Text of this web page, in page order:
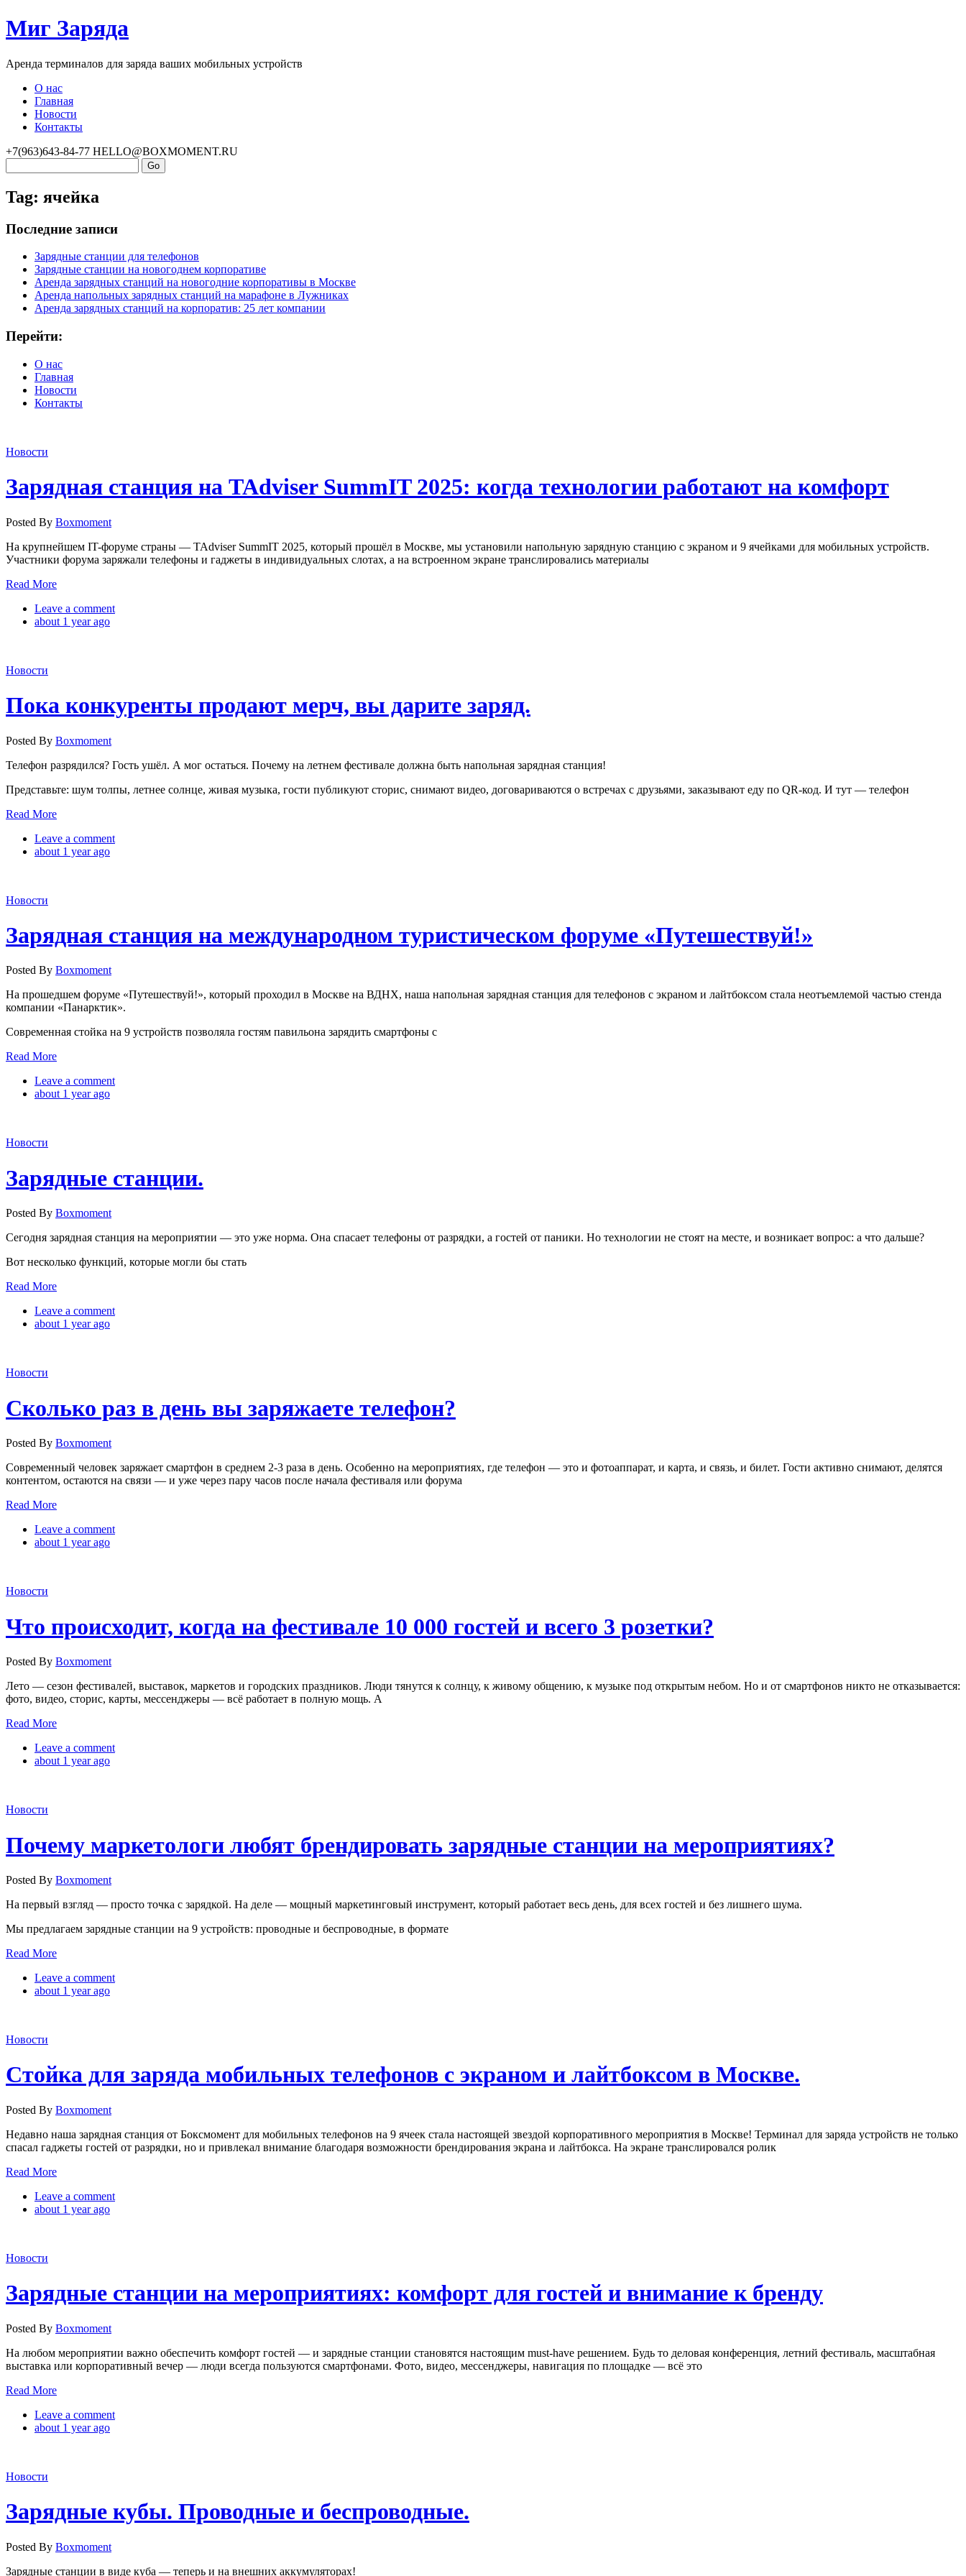
Миг Заряда
Аренда терминалов для заряда ваших мобильных устройств
О нас
Главная
Новости
Контакты
+7(963)643-84-77 HELLO@BOXMOMENT.RU
Tag: ячейка
Последние записи
Зарядные станции для телефонов
Зарядные станции на новогоднем корпоративе
Аренда зарядных станций на новогодние корпоративы в Москве
Аренда напольных зарядных станций на марафоне в Лужниках
Аренда зарядных станций на корпоратив: 25 лет компании
Перейти:
О нас
Главная
Новости
Контакты
Новости
Зарядная станция на TAdviser SummIT 2025: когда технологии работают на комфорт
Posted By Boxmoment
На крупнейшем IT-форуме страны — TAdviser SummIT 2025, который прошёл в Москве, мы установили напольную зарядную станцию с экраном и 9 ячейками для мобильных устройств.
Участники форума заряжали телефоны и гаджеты в индивидуальных слотах, а на встроенном экране транслировались материалы
Read More
Leave a comment
about 1 year ago
Новости
Пока конкуренты продают мерч, вы дарите заряд.
Posted By Boxmoment
Телефон разрядился? Гость ушёл. А мог остаться. Почему на летнем фестивале должна быть напольная зарядная станция!
Представьте: шум толпы, летнее солнце, живая музыка, гости публикуют сторис, снимают видео, договариваются о встречах с друзьями, заказывают еду по QR-код. И тут — телефон
Read More
Leave a comment
about 1 year ago
Новости
Зарядная станция на международном туристическом форуме «Путешествуй!»
Posted By Boxmoment
На прошедшем форуме «Путешествуй!», который проходил в Москве на ВДНХ, наша напольная зарядная станция для телефонов с экраном и лайтбоксом стала неотъемлемой частью стенда
компании «Панарктик».
Современная стойка на 9 устройств позволяла гостям павильона зарядить смартфоны с
Read More
Leave a comment
about 1 year ago
Новости
Зарядные станции.
Posted By Boxmoment
Сегодня зарядная станция на мероприятии — это уже норма. Она спасает телефоны от разрядки, а гостей от паники. Но технологии не стоят на месте, и возникает вопрос: а что дальше?
Вот несколько функций, которые могли бы стать
Read More
Leave a comment
about 1 year ago
Новости
Cколько раз в день вы заряжаете телефон?
Posted By Boxmoment
Современный человек заряжает смартфон в среднем 2-3 раза в день. Особенно на мероприятиях, где телефон — это и фотоаппарат, и карта, и связь, и билет. Гости активно снимают, делятся
контентом, остаются на связи — и уже через пару часов после начала фестиваля или форума
Read More
Leave a comment
about 1 year ago
Новости
Что происходит, когда на фестивале 10 000 гостей и всего 3 розетки?
Posted By Boxmoment
Лето — сезон фестивалей, выставок, маркетов и городских праздников. Люди тянутся к солнцу, к живому общению, к музыке под открытым небом. Но и от смартфонов никто не отказывается:
фото, видео, сторис, карты, мессенджеры — всё работает в полную мощь. А
Read More
Leave a comment
about 1 year ago
Новости
Почему маркетологи любят брендировать зарядные станции на мероприятиях?
Posted By Boxmoment
На первый взгляд — просто точка с зарядкой. На деле — мощный маркетинговый инструмент, который работает весь день, для всех гостей и без лишнего шума.
Мы предлагаем зарядные станции на 9 устройств: проводные и беспроводные, в формате
Read More
Leave a comment
about 1 year ago
Новости
Стойка для заряда мобильных телефонов с экраном и лайтбоксом в Москве.
Posted By Boxmoment
Недавно наша зарядная станция от Боксмомент для мобильных телефонов на 9 ячеек стала настоящей звездой корпоративного мероприятия в Москве! Терминал для заряда устройств не только
спасал гаджеты гостей от разрядки, но и привлекал внимание благодаря возможности брендирования экрана и лайтбокса. На экране транслировался ролик
Read More
Leave a comment
about 1 year ago
Новости
Зарядные станции на мероприятиях: комфорт для гостей и внимание к бренду
Posted By Boxmoment
На любом мероприятии важно обеспечить комфорт гостей — и зарядные станции становятся настоящим must-have решением. Будь то деловая конференция, летний фестиваль, масштабная
выставка или корпоративный вечер — люди всегда пользуются смартфонами. Фото, видео, мессенджеры, навигация по площадке — всё это
Read More
Leave a comment
about 1 year ago
Новости
Зарядные кубы. Проводные и беспроводные.
Posted By Boxmoment
Зарядные станции в виде куба — теперь и на внешних аккумуляторах!